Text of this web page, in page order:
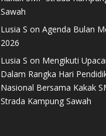
Sawah
Lusia S on Agenda Bulan
2026
Lusia S on Mengikuti
Dalam Rangka Hari
Nasional Bersama Kakak
Strada Kampung Sawah